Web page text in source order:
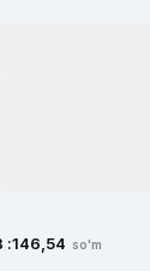
:146,54 so'm